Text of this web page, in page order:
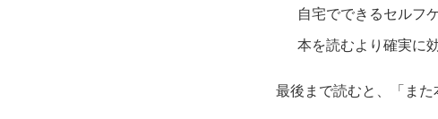
自宅でできるセルフ
本を読むより確実に
最後まで読むと、「また